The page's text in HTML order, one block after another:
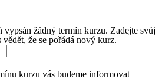
vypsán žádný termín kurzu. Zadejte svůj
že se pořádá nový kurz.
kurzu vás budeme informovat